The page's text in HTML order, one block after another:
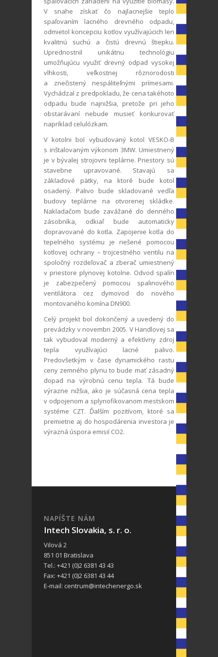
V snahe získať čo najlacnejšie teplo
spaľovaním lacného drevného odpadu,
odmietol koncepciu kotlov využívajúcich len
kvalitnú suchú a čistú drevnú štiepku.
Uprednostnil unikátnu technológiu
umožňujúcu využiť drevný odpad vysokej
vlhkosti, veľkostnej rôznorodosti
a znečistený nespáliteľnými prímesami.
Vychádzal z predpokladu, že cena takéhoto
odpadu bude najnižšia, pretože pri jeho
obstarávaní nebude musieť konkurovať
napríklad celulózkam.
V kotolni bol vybudovaný kotol VESKO-B
s inštalovaným výkonom 3MW. Umiestnený
je v bývalej strojovni teplárne. Priestory sú
stavebne upravované. Stavajú sa
základové pätky, na ktoré bude kotol
osadený. Palivo bude skladované vedľa
budovy teplárne na otvorenej skládke.
Nakladačom bude zavážané do denného
zásobníka, odkiaľ bude automaticky
dopravované do kotla. Zapojenie kotla do
tepelného systému je riešené pomocou
kotlovej ochrany – trojcestného ventilu na
spoločný rozdeľovač a zberač umiestnený
v priestore plynovej kotolne. Odvod spalín
je zabezpečený pomocou spalinového
ventilátora cez dymovod do nového
montovaného komína DN900.
Celý projekt bol dokončený a uvedený do
prevádzky v novembri 2005. V Handlovej sa
tak vybudoval moderný a efektívny zdroj
tepla využívajúci lacné palivo.
Predovšetkým v čase dynamického rastu
ceny zemného plynu to bude mať zásadný
dopad na výrobnú cenu tepla. Tá bude
výrazne nižšia, ako je súčasná cena tepla
v odpojenom a splynofikovanom mestskom
systéme CZT. Ďalším pozitívom, ktoré sa
premietne aj do hospodárenia investora je
výrazná úspora emisií CO2.
NAPÍŠTE NÁM
Intech Slovakia, s. r. o.
Vilová 2
851 01 Bratislava
Tel.: +421 (0)2 6381 43 43
Fax: +421 (0)2 6381 43 44
E-mail: centrum@intechenergo.sk